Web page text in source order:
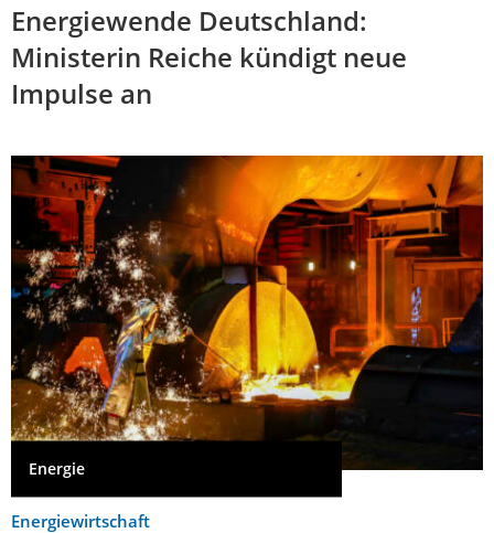
Energiewende Deutschland:
Ministerin Reiche kündigt neue
Impulse an
Energie
Energiewirtschaft